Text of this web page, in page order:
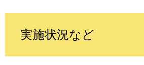
実施状況など